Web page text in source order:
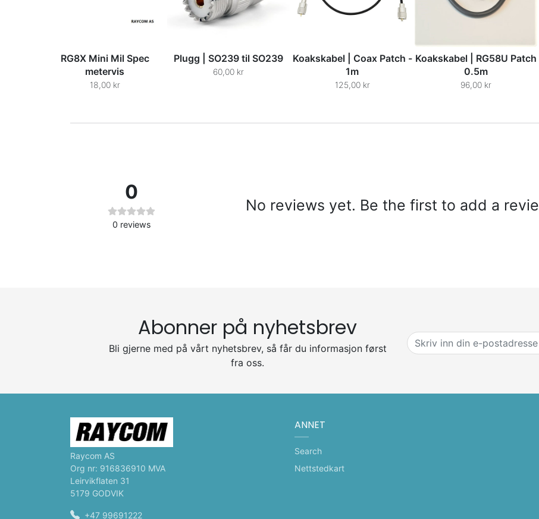
RG8X Mini Mil Spec
metervis
18,00 kr
Plugg | SO239 til SO239
60,00 kr
Koakskabel | Coax Patch -
1m
125,00 kr
Koakskabel | RG58U Patch
0.5m
96,00 kr
0
0 reviews
No reviews yet. Be the first to add a
Abonner på nyhetsbrev
Bli gjerne med på vårt nyhetsbrev, så får du informasjon først
fra oss.
Raycom AS
Org nr: 916836910 MVA
Leirvikflaten 31
5179 GODVIK
+47 99691222
ANNET
Search
Nettstedkart